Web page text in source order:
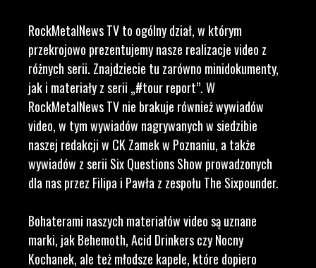
RockMetalNews TV to ogólny dział, w którym
przekrojowo prezentujemy nasze realizacje video z
różnych serii. Znajdziecie tu zarówno minidokumenty,
jak i materiały z serii „#tour report”. W
RockMetalNews TV nie brakuje również wywiadów
video, w tym wywiadów nagrywanych w siedzibie
naszej redakcji w CK Zamek w Poznaniu, a także
wywiadów z serii Six Questions Show prowadzonych
dla nas przez Filipa i Pawła z zespołu The Sixpounder.
Bohaterami naszych materiałów video są uznane
marki, jak Behemoth, Acid Drinkers czy Nocny
Kochanek, ale też młodsze kapele, które dopiero